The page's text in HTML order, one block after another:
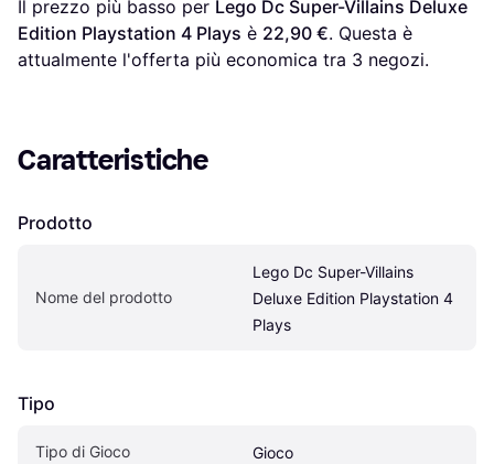
Il prezzo più basso per Lego Dc Super-Villains Deluxe
Edition Playstation 4 Plays è 22,90 €. Questa è
attualmente l'offerta più economica tra 3 negozi.
Caratteristiche
Prodotto
Nome del prodotto
Lego Dc Super-Villains
Deluxe Edition Playstation 4
Plays
Tipo
Tipo di Gioco Gioco